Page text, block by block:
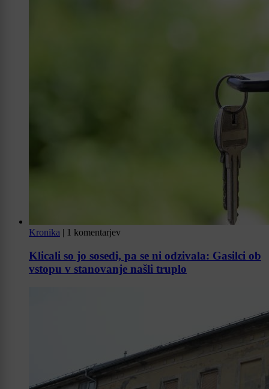
Kronika | 1 komentarjev
Klicali so jo sosedi, pa se ni odzivala: Gasilci ob
vstopu v stanovanje našli truplo